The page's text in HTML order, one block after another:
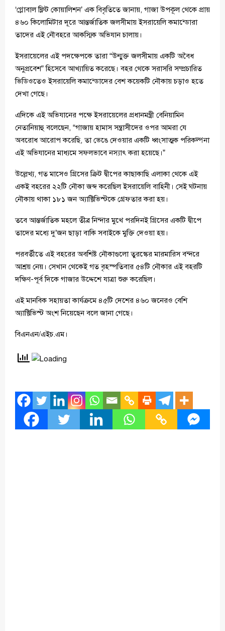
‘গ্লোবাল ফ্লিট কোয়ালিশন’ এক বিবৃতিতে জানায়, গাজা উপকূল থেকে প্রায়
৪৬০ কিলোমিটার দূরে আন্তর্জাতিক জলসীমায় ইসরায়েলি কমান্ডোরা
তাদের এই নৌবহরে আকস্মিক অভিযান চালায়।
ইসরায়েলের এই পদক্ষেপকে তারা “উন্মুক্ত জলসীমায় একটি অবৈধ
অনুপ্রবেশ” হিসেবে আখ্যায়িত করেছে। বহর থেকে সরাসরি সম্প্রচারিত
ভিডিওতেও ইসরায়েলি কমান্ডোদের বেশ কয়েকটি নৌকায় চড়াও হতে
দেখা গেছে।
এদিকে এই অভিযানের পক্ষে ইসরায়েলের প্রধানমন্ত্রী বেনিয়ামিন
নেতানিয়াহু বলেছেন, “গাজায় হামাস সন্ত্রাসীদের ওপর আমরা যে
অবরোধ আরোপ করেছি, তা ভেঙে দেওয়ার একটি ধ্বংসাত্মক পরিকল্পনা
এই অভিযানের মাধ্যমে সফলভাবে নস্যাৎ করা হয়েছে।”
উল্লেখ্য, গত মাসেও গ্রিসের ক্রিট দ্বীপের কাছাকাছি এলাকা থেকে এই
একই বহরের ২২টি নৌকা জব্দ করেছিল ইসরায়েলি বাহিনী। সেই ঘটনায়
নৌকায় থাকা ১৮১ জন অ্যাক্টিভিস্টকে গ্রেফতার করা হয়।
তবে আন্তর্জাতিক মহলে তীব্র নিন্দার মুখে পরদিনই গ্রিসের একটি দ্বীপে
তাদের মধ্যে দু’জন ছাড়া বাকি সবাইকে মুক্তি দেওয়া হয়।
পরবর্তীতে এই বহরের অবশিষ্ট নৌকাগুলো তুরস্কের মারমারিস বন্দরে
আশ্রয় নেয়। সেখান থেকেই গত বৃহস্পতিবার ৫৪টি নৌকার এই বহরটি
দক্ষিণ-পূর্ব দিকে গাজার উদ্দেশে যাত্রা শুরু করেছিল।
এই মানবিক সহায়তা কার্যক্রমে ৪৫টি দেশের ৪৬০ জনেরও বেশি
অ্যাক্টিভিস্ট অংশ নিয়েছেন বলে জানা গেছে।
বিএনএন/এইচ.এম।